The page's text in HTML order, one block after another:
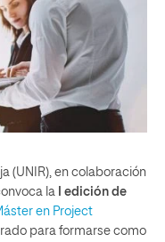
(UNIR), en colaboración
la I edición de
en Project
para formarse como